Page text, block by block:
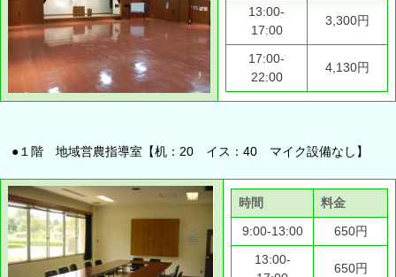
13:00‐
17:00
3,300円
17:00-
22:00
4,130円
●１階 地域営農指導室【机：20 イス：40 マイク設備なし】
時間
料金
9:00-13:00
650円
13:00-
650円